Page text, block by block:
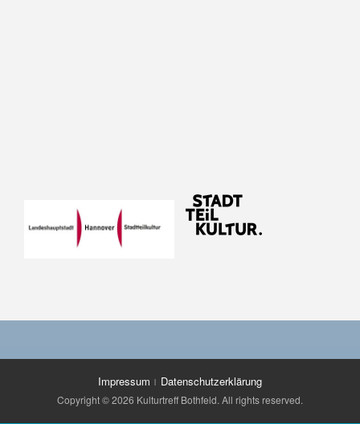
Impressum Datenschutzerklärung
Copyright © 2026 Kulturtreff Bothfeld. All rights reserved.